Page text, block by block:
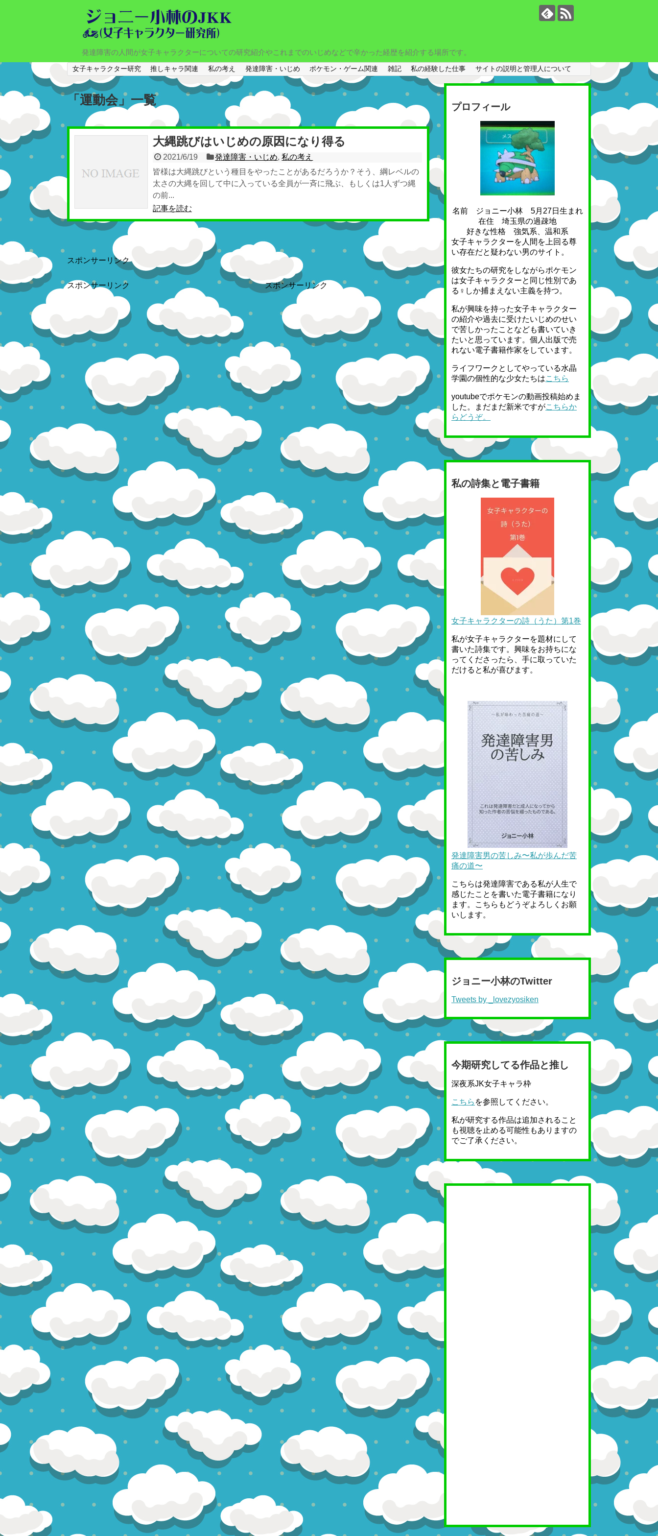
発達障害の人間が女子キャラクターについての研究紹介やこれまでのいじめなどで辛かった経歴を紹介する場所です。
女子キャラクター研究 推しキャラ関連 私の考え 発達障害・いじめ ポケモン・ゲーム関連 雑記 私の経験した仕事 サイトの説明と管理人について
「 運動会」 一覧
大縄跳びはいじめの原因になり得る
2021/6/19 発達障害・いじめ,私の考え
皆様は大縄跳びという種目をやったことがあるだろうか？そう、綱レベルの
太さの大縄を回して中に入っている全員が一斉に飛ぶ、もしくは1人ずつ縄
の前...
記事を読む
スポンサーリンク
スポンサーリンク スポンサーリンク
プロフィール
名前 ジョニー小林 5月27日生まれ
在住 埼玉県の過疎地
好きな性格 強気系、温和系
女子キャラクターを人間を上回る尊
い存在だと疑わない男のサイト。
彼女たちの研究をしながらポケモン
は女子キャラクターと同じ性別であ
る♀しか捕まえない主義を持つ。
私が興味を持った女子キャラクター
の紹介や過去に受けたいじめのせい
で苦しかったことなども書いていき
たいと思っています。個人出版で売
れない電子書籍作家をしています。
ライフワークとしてやっている水晶
学園の個性的な少女たちはこちら
youtubeでポケモンの動画投稿始めま
した。まだまだ新米ですがこちらか
らどうぞ。
私の詩集と電子書籍
女子キャラクターの詩（うた）第1巻
私が女子キャラクターを題材にして
書いた詩集です。興味をお持ちにな
ってくださったら、手に取っていた
だけると私が喜びます。
発達障害男の苦しみ〜私が歩んだ苦
痛の道〜
こちらは発達障害である私が人生で
感じたことを書いた電子書籍になり
ます。こちらもどうぞよろしくお願
いします。
ジョニー小林のTwitter
Tweets by _lovezyosiken
今期研究してる作品と推し
深夜系JK女子キャラ枠
こちら を参照してください。
私が研究する作品は追加されること
も視聴を止める可能性もありますの
でご了承ください。